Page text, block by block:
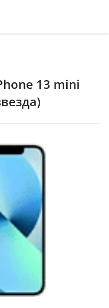
13 mini